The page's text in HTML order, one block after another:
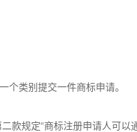
个类别提交一件商标申请。
款规定“商标注册申请人可以